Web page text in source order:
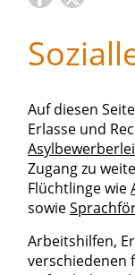
Auf diesen
Erlasse und
Zugang zu
Flüchtlinge wie
sowie
Arbeitshilfen,
verschiedenen